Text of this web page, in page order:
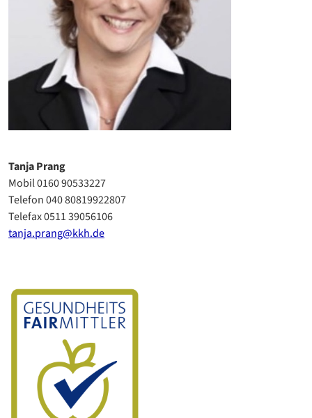
Tanja Prang
Mobil 0160 90533227
Telefon 040 80819922807
Telefax 0511 39056106
tanja.prang@kkh.de